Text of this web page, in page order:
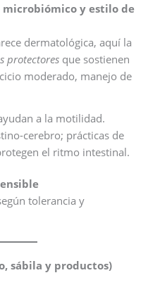
y estilo de
dermatológica, aquí la
protectores que sostienen
moderado, manejo de
a la motilidad.
cerebro; prácticas de
el ritmo intestinal.
tolerancia y
sábila y productos)